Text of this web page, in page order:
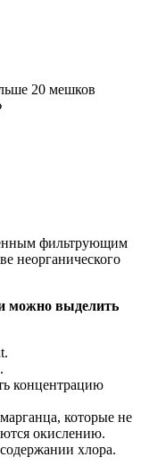
20 мешков
фильтрующим
неорганического
можно выделить
концентрацию
которые не
окислению.
хлора.